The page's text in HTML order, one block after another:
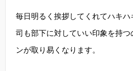
毎日明るく挨拶してくれてハキハ
司も部下に対していい印象を持つ
ンが取り易くなります。